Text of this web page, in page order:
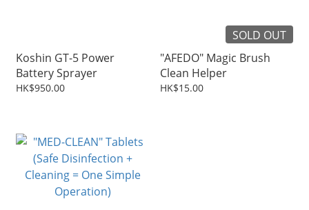
Koshin GT-5 Power
Battery Sprayer
HK$950.00
SOLD OUT
"AFEDO" Magic Brush
Clean Helper
HK$15.00